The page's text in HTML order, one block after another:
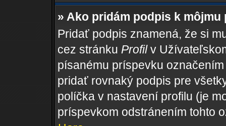
» Ako pridám podpis k môjmu
Pridať podpis znamená, že si
cez stránku Profilv
písanému príspevku
pridať rovnaký podpis pre
políčka v nastavení profilu (je
príspevkom odstránením tohto